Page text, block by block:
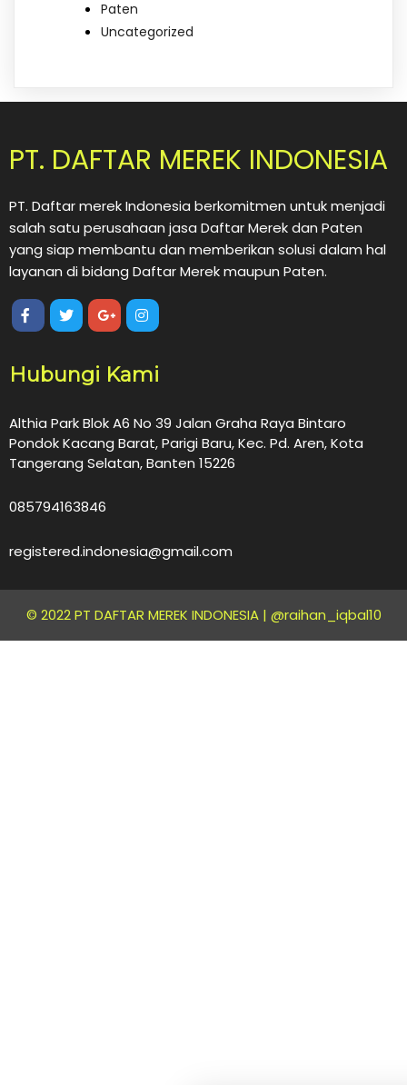
Paten
Uncategorized
PT. DAFTAR MEREK INDONESIA
PT. Daftar merek Indonesia berkomitmen untuk menjadi
salah satu perusahaan jasa Daftar Merek dan Paten
yang siap membantu dan memberikan solusi dalam hal
layanan di bidang Daftar Merek maupun Paten.
Hubungi Kami
Althia Park Blok A6 No 39 Jalan Graha Raya Bintaro
Pondok Kacang Barat, Parigi Baru, Kec. Pd. Aren, Kota
Tangerang Selatan, Banten 15226
085794163846
registered.indonesia@gmail.com
© 2022 PT DAFTAR MEREK INDONESIA | @raihan_iqbal10